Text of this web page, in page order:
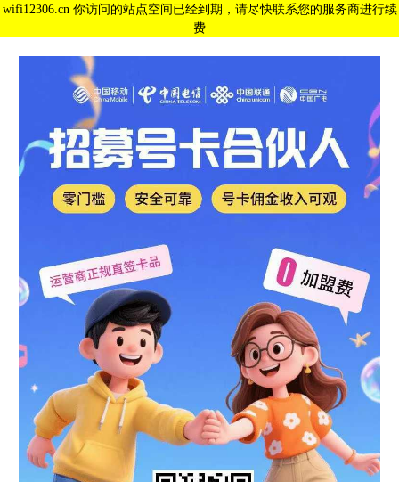
wifi12306.cn 你访问的站点空间已经到期，请尽快联系您的服务商进行续
费